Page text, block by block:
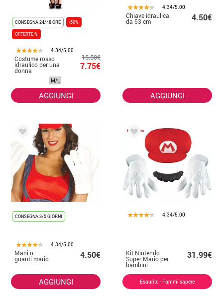
CONSEGNA 24/48 ORE
-50%
OFFERTE %
4.34/5.00
Costume rosso
idraulico per una
donna
15.50€
7.75€
M/L
AGGIUNGI
4.34/5.00
Chiave idraulica
da 53 cm 4.50€
AGGIUNGI
CONSEGNA 3/5 GIORNI
4.34/5.00
Mani o
guanti mario 4.50€
AGGIUNGI
4.34/5.00
Kit Nintendo
Super Mario per
bambini
31.99€
Esaurito - Fammi sapere